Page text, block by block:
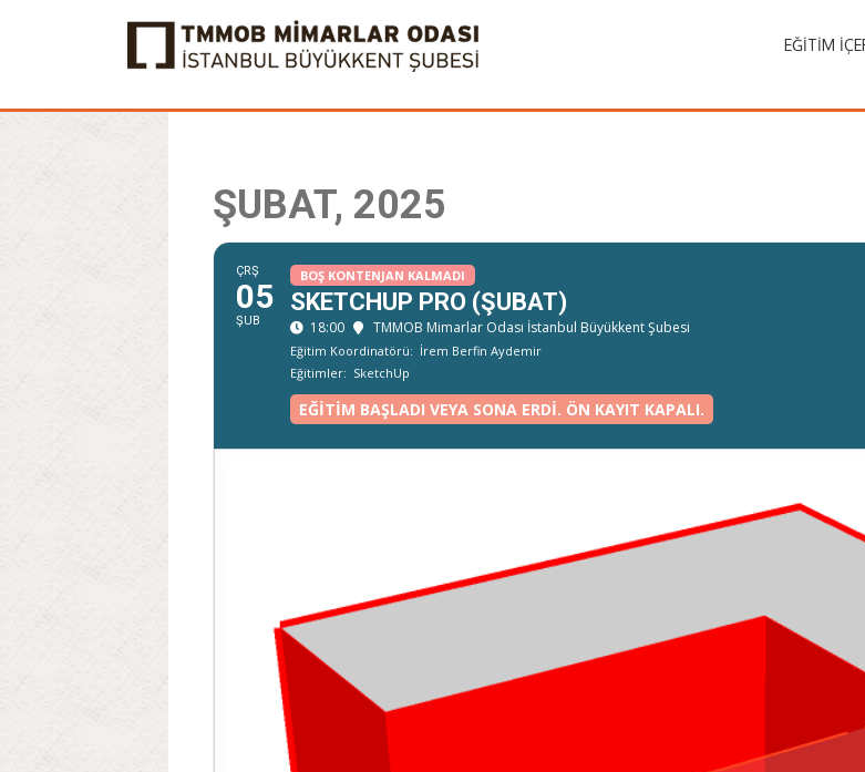
EĞITIM
ŞUBAT, 2025
ÇRŞ
05
ŞUB
BOŞ KONTENJAN KALMADI
SKETCHUP PRO (ŞUBAT)
18:00 TMMOB Mimarlar Odası İstanbul Büyükkent Şubesi
Eğitim Koordinatörü: İrem Berfin Aydemir
Eğitimler: SketchUp
EĞITIM BAŞLADI VEYA SONA ERDI. ÖN KAYIT KAPALI.